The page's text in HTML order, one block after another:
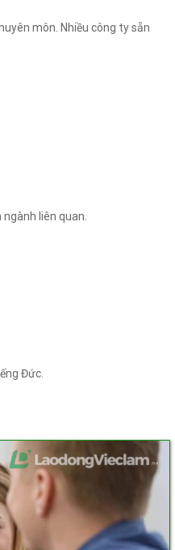
môn. Nhiều công ty sẵn
liên quan.
Đức.